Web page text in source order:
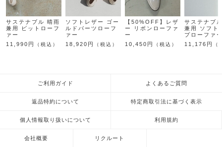
サステナブル 晴雨
兼用 ビットローフ
ァー
11,990円
（税込）
ソフトレザー ゴー
ルドパーツローフ
ァー
18,920円
（税込）
【50%OFF】レザ
ー リボンローファ
ー
10,450円
（税込）
サステナブ
兼用 ソフト
プローファ
11,176円
（
ご利用ガイド よくあるご質問
返品特約について 特定商取引法に基づく表示
個人情報取り扱いについて 利用規約
会社概要 リクルート